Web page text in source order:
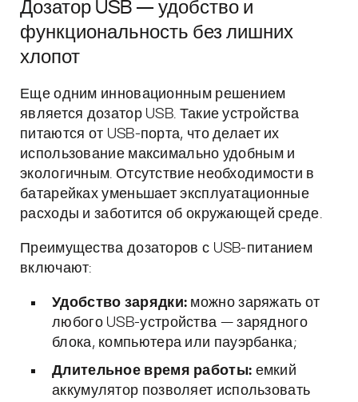
Дозатор USB — удобство и
функциональность без лишних
хлопот
Еще одним инновационным решением
является дозатор USB. Такие устройства
питаются от USB-порта, что делает их
использование максимально удобным и
экологичным. Отсутствие необходимости в
батарейках уменьшает эксплуатационные
расходы и заботится об окружающей среде.
Преимущества дозаторов с USB-питанием
включают:
Удобство зарядки: можно заряжать от
любого USB-устройства — зарядного
блока, компьютера или пауэрбанка;
Длительное время работы: емкий
аккумулятор позволяет использовать